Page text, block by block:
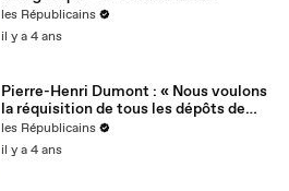
les Républicains
il y a 4 ans
Pierre-Henri Dumont : « Nous voulons
la réquisition de tous les dépôts de
carburant ! »
les Républicains
il y a 4 ans